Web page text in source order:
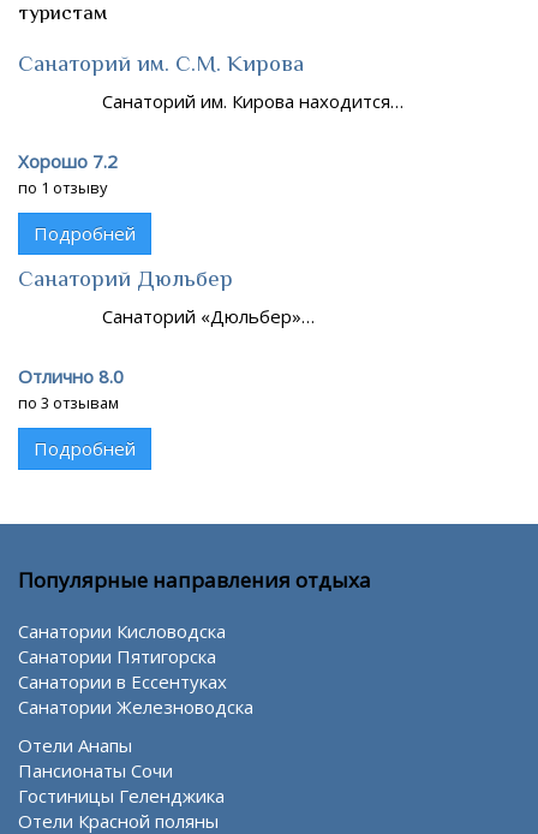
туристам
Санаторий им. С.М. Кирова
Санаторий им. Кирова находится…
Хорошо 7.2
по 1 отзыву
Подробней
Санаторий Дюльбер
Санаторий «Дюльбер»…
Отлично 8.0
по 3 отзывам
Подробней
Популярные направления отдыха
Санатории Кисловодска
Санатории Пятигорска
Санатории в Ессентуках
Санатории Железноводска
Отели Анапы
Пансионаты Сочи
Гостиницы Геленджика
Отели Красной поляны